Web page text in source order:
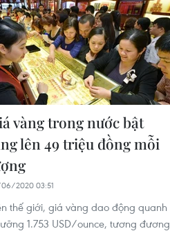
vàng trong nước bật
lên 49 triệu đồng mỗi
2020 03:51
thế giới, giá vàng dao động quanh
1.753 USD/ounce, tương đương